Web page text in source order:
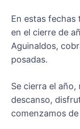
En estas
en el cierre de
Aguinaldos,
posadas.
Se cierra el
descanso,
comenzamos